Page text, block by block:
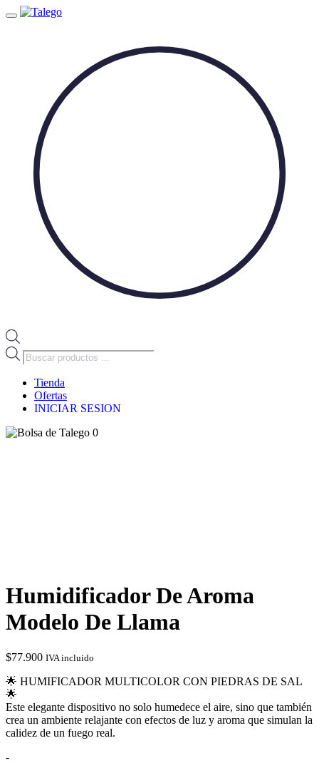
Búsqueda
de
productos
Tienda
Ofertas
INICIAR SESION
0
Humidificador De Aroma
Modelo De Llama
$77.900 IVA incluido
🌟 HUMIFICADOR MULTICOLOR CON PIEDRAS DE SAL
🌟
Este elegante dispositivo no solo humedece el aire, sino que también
crea un ambiente relajante con efectos de luz y aroma que simulan la
calidez de un fuego real.
-